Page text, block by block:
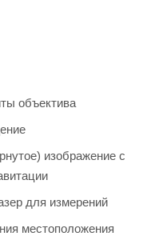
объектива
изображение с
для измерений
местоположения